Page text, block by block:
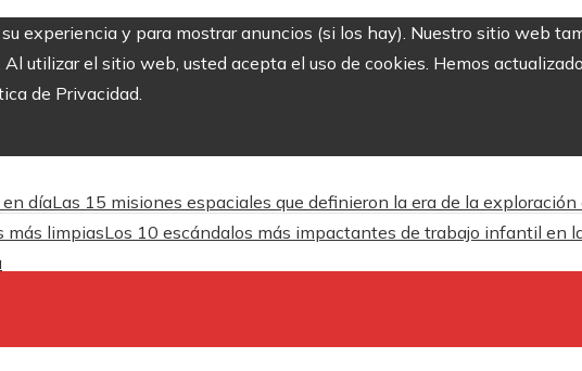
experiencia y para mostrar anuncios (si los hay). Nuestro sitio web
utilizar el sitio web, usted acepta el uso de cookies. Hemos
de Privacidad.
díaLas 15 misiones espaciales que definieron la era de la exploración
más limpiasLos 10 escándalos más impactantes de trabajo infantil en